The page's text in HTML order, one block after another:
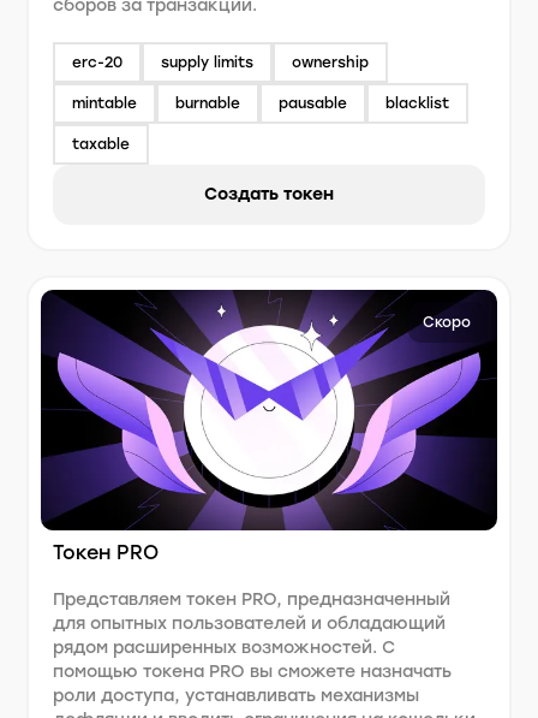
сборов за транзакции.
erc-20 supply limits ownership
mintable burnable pausable blacklist
taxable
Создать токен
Скоро
Токен PRO
Представляем токен PRO, предназначенный
для опытных пользователей и обладающий
рядом расширенных возможностей. С
помощью токена PRO вы сможете назначать
роли доступа, устанавливать механизмы